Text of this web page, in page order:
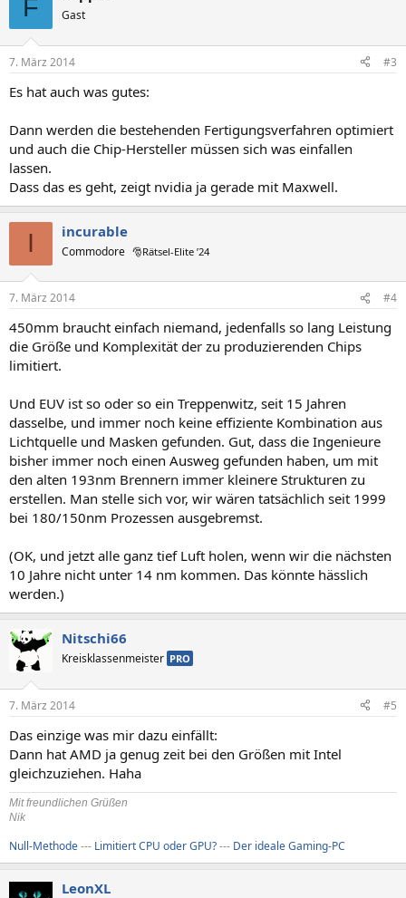
F Gast
7. März 2014 #3
Es hat auch was gutes:
Dann werden die bestehenden Fertigungsverfahren optimiert
und auch die Chip-Hersteller müssen sich was einfallen
lassen.
Dass das es geht, zeigt nvidia ja gerade mit Maxwell.
I incurable
Commodore 🎅Rätsel-Elite ’24
7. März 2014 #4
450mm braucht einfach niemand, jedenfalls so lang Leistung
die Größe und Komplexität der zu produzierenden Chips
limitiert.
Und EUV ist so oder so ein Treppenwitz, seit 15 Jahren
dasselbe, und immer noch keine effiziente Kombination aus
Lichtquelle und Masken gefunden. Gut, dass die Ingenieure
bisher immer noch einen Ausweg gefunden haben, um mit
den alten 193nm Brennern immer kleinere Strukturen zu
erstellen. Man stelle sich vor, wir wären tatsächlich seit 1999
bei 180/150nm Prozessen ausgebremst.
(OK, und jetzt alle ganz tief Luft holen, wenn wir die nächsten
10 Jahre nicht unter 14 nm kommen. Das könnte hässlich
werden.)
Nitschi66
Kreisklassenmeister PRO
7. März 2014 #5
Das einzige was mir dazu einfällt:
Dann hat AMD ja genug zeit bei den Größen mit Intel
gleichzuziehen. Haha
Mit freundlichen Grüßen
Nik
Null-Methode--- Limitiert CPU oder GPU?--- Der ideale Gaming-PC
LeonXL